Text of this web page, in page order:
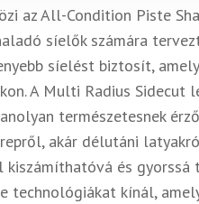
az All-Condition Piste
síelők számára
síelést biztosít,
A Multi Radius Sidecut
természetesnek
akár délutáni
és gyorssá
technológiákat kínál,